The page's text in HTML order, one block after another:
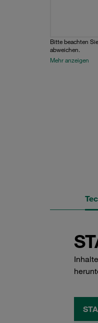
Bitte beachten
abweichen.
Mehr anzeigen